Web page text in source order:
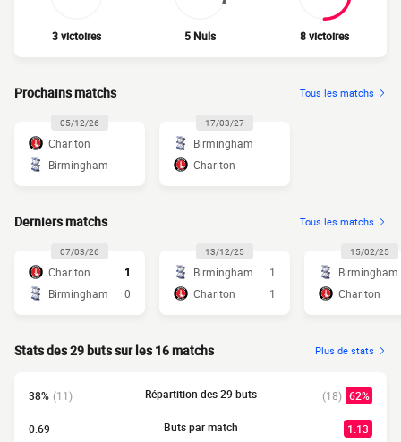
3 victoires 5 Nuls 8 victoires
Prochains matchs Tous les matchs
05/12/26
Charlton
Birmingham
17/03/27
Birmingham
Charlton
Derniers matchs Tous les matchs
07/03/26
Charlton
1
Birmingham
0
13/12/25
Birmingham
1
Charlton
1
15/02/25
Birmingham
Charlton
Stats des 29 buts sur les 16 matchs Plus de stats
38% (11) Répartition des 29 buts (18) 62%
0.69 Buts par match 1.13